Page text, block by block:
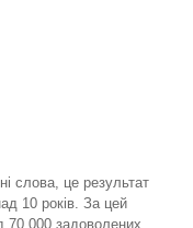
слова, це результат
10 років. За цей
70 000 задоволених